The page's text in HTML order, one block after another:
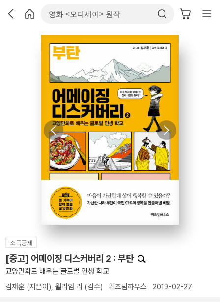
소득공제
[중고] 어메이징 디스커버리 2 : 부탄
교양만화로 배우는 글로벌 인생 학교
김재훈 (지은이), 윌리엄 리 (감수) 위즈덤하우스 2019-02-27